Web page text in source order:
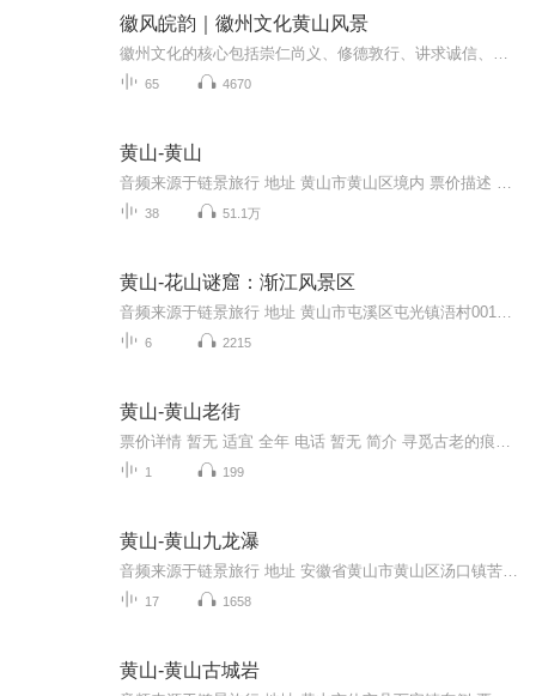
徽风皖韵｜徽州文化黄山风景
65 4670
黄山-黄山
38 51.1万
黄山-花山谜窟：渐江风景区
6 2215
黄山-黄山老街
1 199
黄山-黄山九龙瀑
17 1658
黄山-黄山古城岩